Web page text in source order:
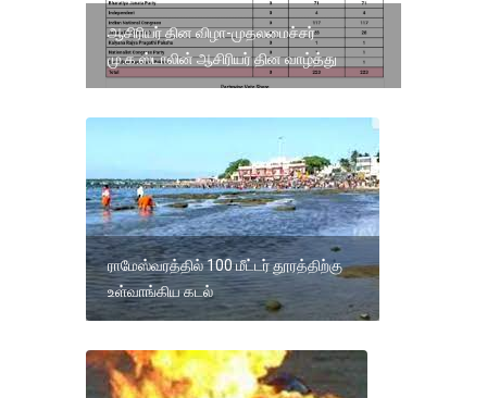
ஆசிரியர் தின விழா-முதலமைச்சர்
மு.க.ஸ்டாலின் ஆசிரியர் தின வாழ்த்து
ராமேஸ்வரத்தில் 100 மீட்டர் தூரத்திற்கு
உள்வாங்கிய கடல்